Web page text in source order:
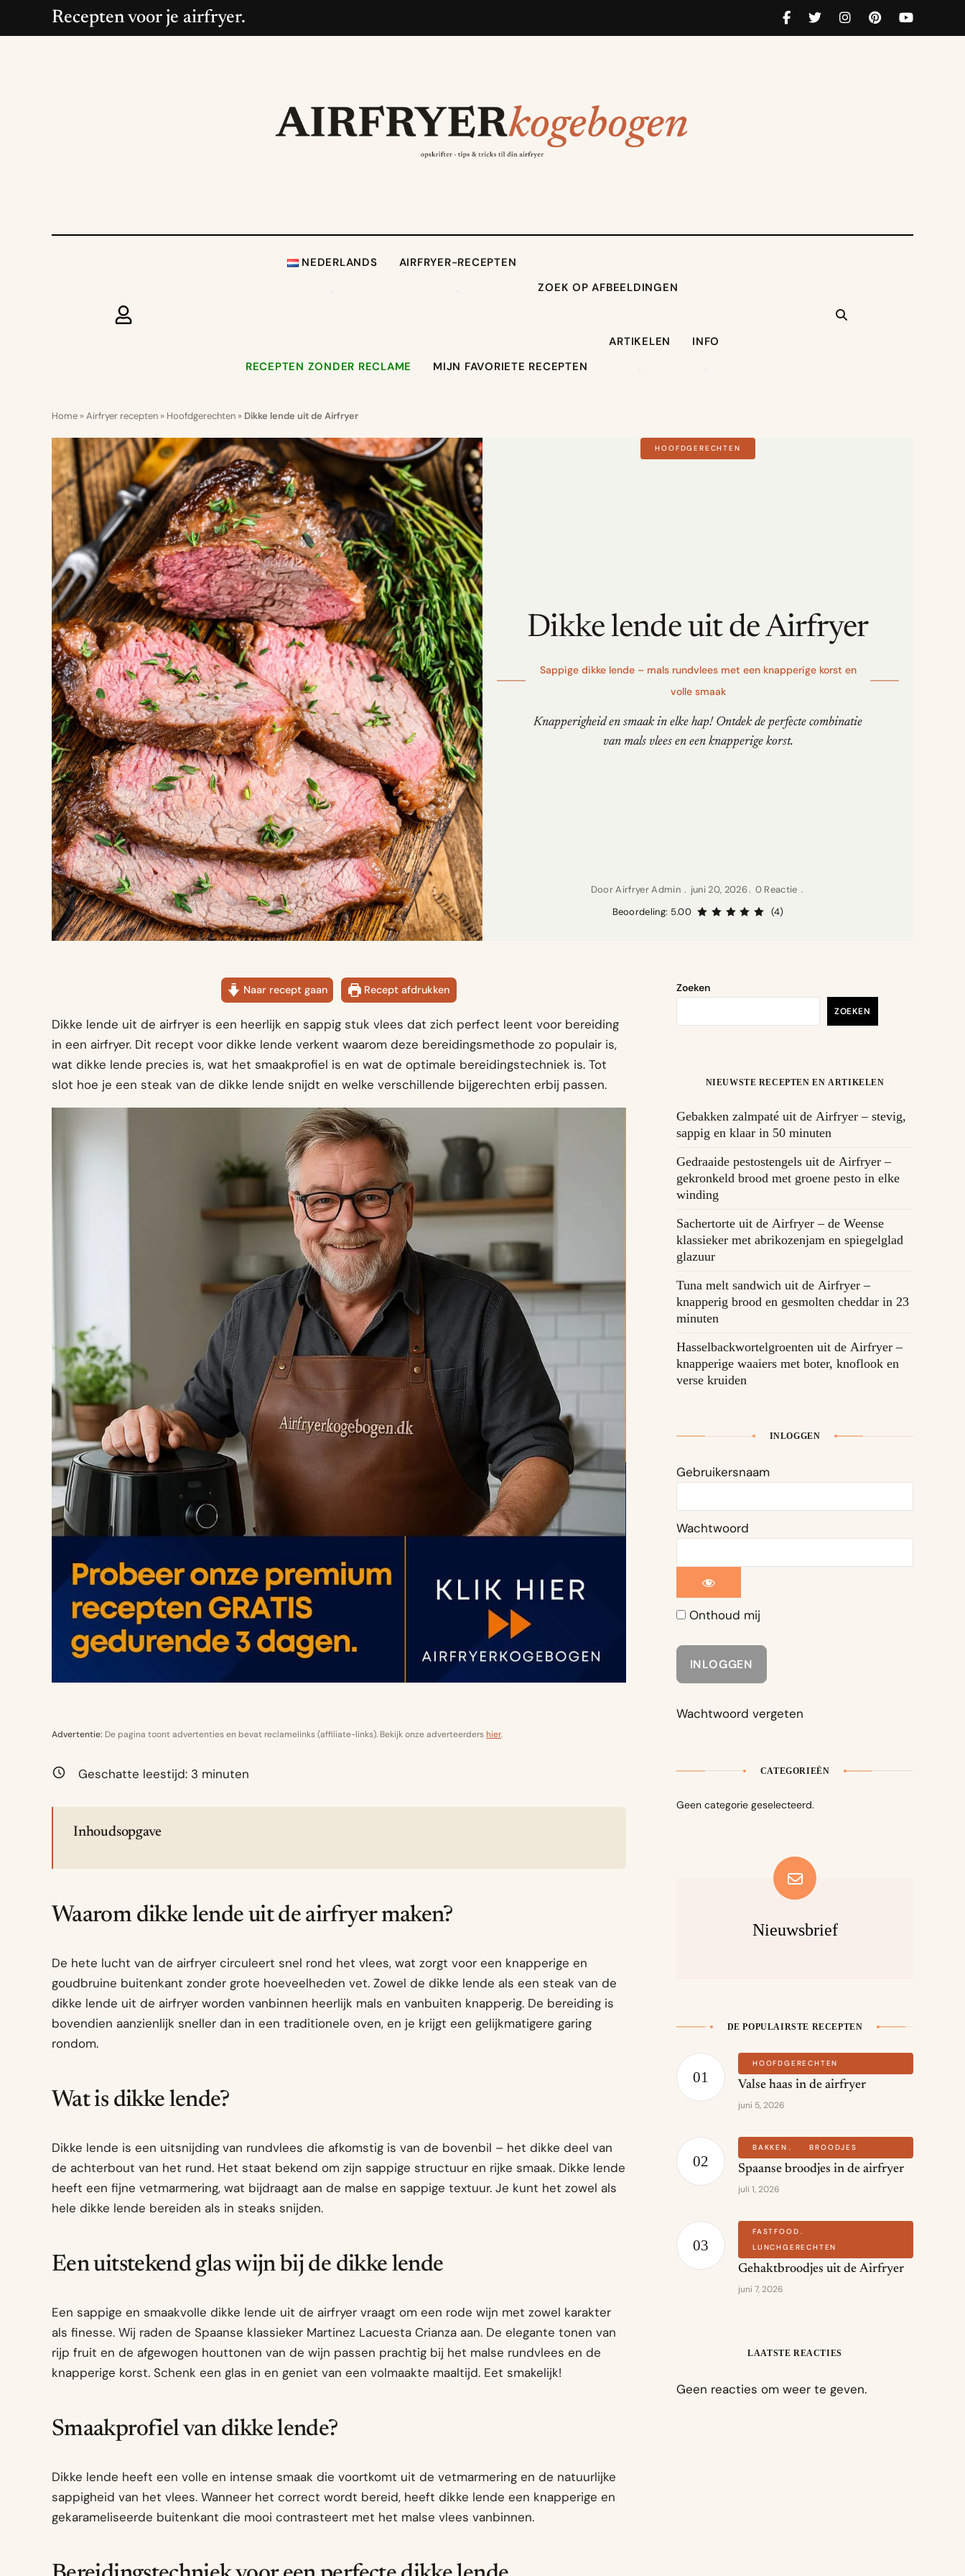
Recepten voor je airfryer.
NEDERLANDS
AIRFRYER-RECEPTEN
ZOEK OP AFBEELDINGEN
RECEPTEN ZONDER RECLAME MIJN FAVORIETE RECEPTEN
ARTIKELEN INFO
Home » Airfryer recepten » Hoofdgerechten » Dikke lende uit de Airfryer
HOOFDGERECHTEN
Dikke lende uit de Airfryer
Sappige dikke lende – mals rundvlees met een knapperige korst en
volle smaak
Knapperigheid en smaak in elke hap! Ontdek de perfecte combinatie
van mals vlees en een knapperige korst.
DoorAirfryer Admin juni 20, 2026
0 Reactie
Beoordeling: 5.00
(4)
Naar recept gaan Recept afdrukken
Dikke lende uit de airfryer is een heerlijk en sappig stuk vlees dat zich perfect leent voor bereiding
in een airfryer. Dit recept voor dikke lende verkent waarom deze bereidingsmethode zo populair is,
wat dikke lende precies is, wat het smaakprofiel is en wat de optimale bereidingstechniek is. Tot
slot hoe je een steak van de dikke lende snijdt en welke verschillende bijgerechten erbij passen.
Advertentie: De pagina toont advertenties en bevat reclamelinks (affiliate-links). Bekijk onze adverteerdershier.
Geschatte leestijd: 3 minuten
Inhoudsopgave
Waarom dikke lende uit de airfryer maken?
De hete lucht van de airfryer circuleert snel rond het vlees, wat zorgt voor een knapperige en
goudbruine buitenkant zonder grote hoeveelheden vet. Zowel de dikke lende als een steak van de
dikke lende uit de airfryer worden vanbinnen heerlijk mals en vanbuiten knapperig. De bereiding is
bovendien aanzienlijk sneller dan in een traditionele oven, en je krijgt een gelijkmatigere garing
rondom.
Wat is dikke lende?
Dikke lende is een uitsnijding van rundvlees die afkomstig is van de bovenbil – het dikke deel van
de achterbout van het rund. Het staat bekend om zijn sappige structuur en rijke smaak. Dikke lende
heeft een fijne vetmarmering, wat bijdraagt aan de malse en sappige textuur. Je kunt het zowel als
hele dikke lende bereiden als in steaks snijden.
Een uitstekend glas wijn bij de dikke lende
Een sappige en smaakvolle dikke lende uit de airfryer vraagt om een rode wijn met zowel karakter
als finesse. Wij raden de Spaanse klassieker Martinez Lacuesta Crianza aan. De elegante tonen van
rijp fruit en de afgewogen houttonen van de wijn passen prachtig bij het malse rundvlees en de
knapperige korst. Schenk een glas in en geniet van een volmaakte maaltijd. Eet smakelijk!
Smaakprofiel van dikke lende?
Dikke lende heeft een volle en intense smaak die voortkomt uit de vetmarmering en de natuurlijke
sappigheid van het vlees. Wanneer het correct wordt bereid, heeft dikke lende een knapperige en
gekarameliseerde buitenkant die mooi contrasteert met het malse vlees vanbinnen.
Zoeken
ZOEKEN
NIEUWSTE RECEPTEN EN ARTIKELEN
Gebakken zalmpaté uit de Airfryer – stevig,
sappig en klaar in 50 minuten
Gedraaide pestostengels uit de Airfryer –
gekronkeld brood met groene pesto in elke
winding
Sachertorte uit de Airfryer – de Weense
klassieker met abrikozenjam en spiegelglad
glazuur
Tuna melt sandwich uit de Airfryer –
knapperig brood en gesmolten cheddar in 23
minuten
Hasselbackwortelgroenten uit de Airfryer –
knapperige waaiers met boter, knoflook en
verse kruiden
INLOGGEN
Gebruikersnaam
Wachtwoord
Onthoud mij
Wachtwoord vergeten
CATEGORIEËN
Geen categorie geselecteerd.
Nieuwsbrief
DE POPULAIRSTE RECEPTEN
HOOFDGERECHTEN
Valse haas in de airfryer
juni 5, 2026
BAKKEN BROODJES
Spaanse broodjes in de airfryer
juli 1, 2026
FASTFOOD
LUNCHGERECHTEN
Gehaktbroodjes uit de Airfryer
juni 7, 2026
LAATSTE REACTIES
Geen reacties om weer te geven.